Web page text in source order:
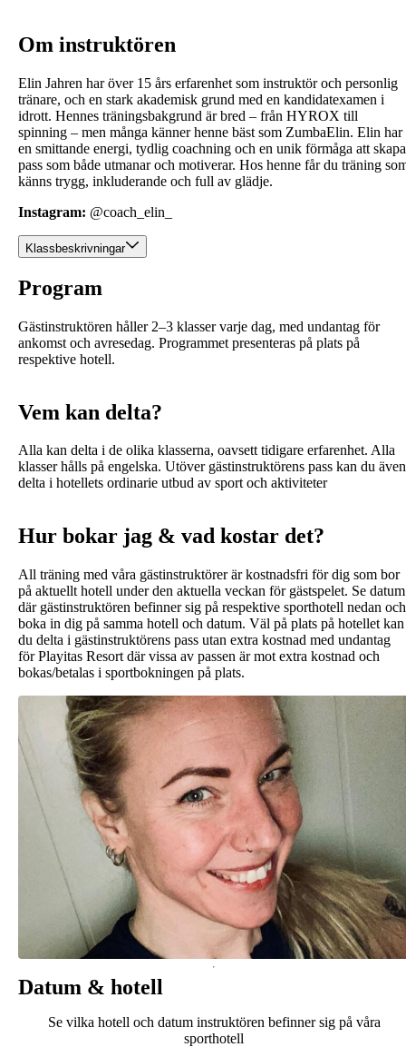
Om instruktören
Elin Jahren har över 15 års erfarenhet som instruktör och personlig
tränare, och en stark akademisk grund med en kandidatexamen i
idrott. Hennes träningsbakgrund är bred – från HYROX till
spinning – men många känner henne bäst som ZumbaElin. Elin har
en smittande energi, tydlig coachning och en unik förmåga att skapa
pass som både utmanar och motiverar. Hos henne får du träning
känns trygg, inkluderande och full av glädje.
Instagram: @coach_elin_
Klassbeskrivningar
Program
Gästinstruktören håller 2–3 klasser varje dag, med undantag för
ankomst och avresedag. Programmet presenteras på plats på
respektive hotell.
Vem kan delta?
Alla kan delta i de olika klasserna, oavsett tidigare erfarenhet. Alla
klasser hålls på engelska. Utöver gästinstruktörens pass kan du även
delta i hotellets ordinarie utbud av sport och aktiviteter
Hur bokar jag & vad kostar det?
All träning med våra gästinstruktörer är kostnadsfri för dig som bor
på aktuellt hotell under den aktuella veckan för gästspelet. Se datum
där gästinstruktören befinner sig på respektive sporthotell nedan och
boka in dig på samma hotell och datum. Väl på plats på hotellet kan
du delta i gästinstruktörens pass utan extra kostnad med undantag
för Playitas Resort där vissa av passen är mot extra kostnad och
bokas/betalas i sportbokningen på plats.
Datum & hotell
Se vilka hotell och datum instruktören befinner sig på våra
sporthotell